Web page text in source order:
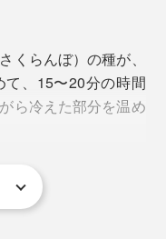
くらんぼ）の種が、
、15〜20分の時間
ら冷えた部分を温め